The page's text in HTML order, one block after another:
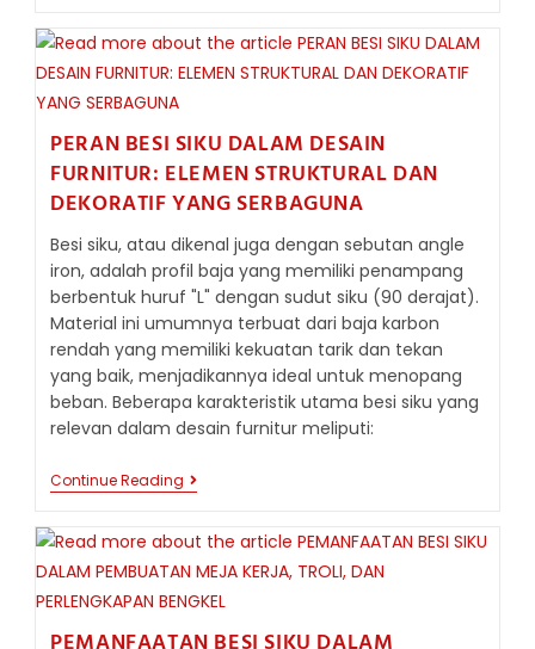
METODE
BESI
PERAN BESI SIKU DALAM DESAIN
FURNITUR: ELEMEN STRUKTURAL DAN
DEKORATIF YANG SERBAGUNA
Besi siku, atau dikenal juga dengan sebutan angle
iron, adalah profil baja yang memiliki penampang
berbentuk huruf "L" dengan sudut siku (90 derajat).
Material ini umumnya terbuat dari baja karbon
rendah yang memiliki kekuatan tarik dan tekan
yang baik, menjadikannya ideal untuk menopang
beban. Beberapa karakteristik utama besi siku yang
relevan dalam desain furnitur meliputi:
Continue Reading PERAN
BESI
DALAM
FURNITUR:
ELEMEN
STRUKTURAL
DAN